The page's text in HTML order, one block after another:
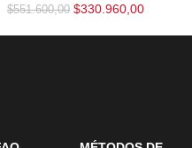
$551.600,00 $330.960,00